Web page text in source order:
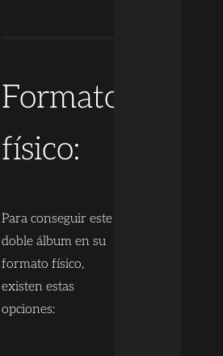
Formato
físico:
Para conseguir este
doble álbum en su
formato físico,
existen estas
opciones: